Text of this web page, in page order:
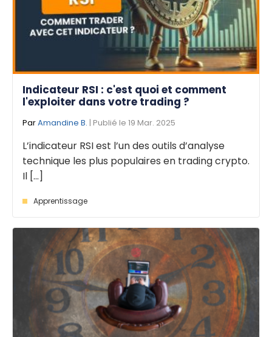
Indicateur RSI : c'est quoi et comment
l'exploiter dans votre trading ?
ParAmandine B. | Publié le 19 Mar. 2025
L’indicateur RSI est l’un des outils d’analyse
technique les plus populaires en trading crypto.
Il [...]
Apprentissage